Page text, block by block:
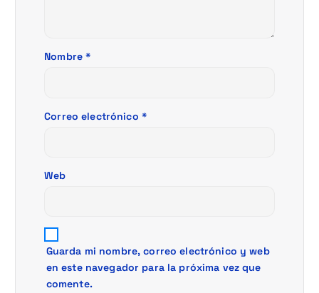
Nombre*
Correo electrónico *
Web
Guarda mi nombre, correo electrónico y web
en este navegador para la próxima vez que
comente.